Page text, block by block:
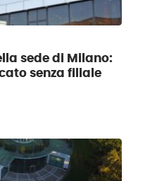
sede di Milano:
senza filiale